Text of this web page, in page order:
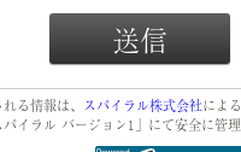
る情報は、 スパイラル株式会社によ
イラル バージョン1」にて安全に管理